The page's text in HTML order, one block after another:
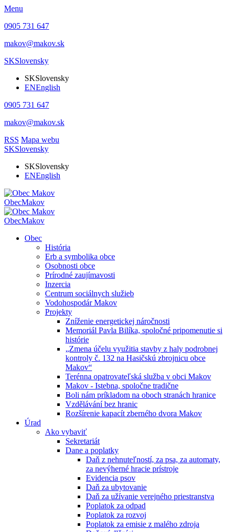
Menu
0905 731 647
makov@makov.sk
SKSlovensky
SKSlovensky
ENEnglish
0905 731 647
makov@makov.sk
RSS Mapa webu
SKSlovensky
SKSlovensky
ENEnglish
ObecMakov
ObecMakov
Obec
História
Erb a symbolika obce
Osobnosti obce
Prírodné zaujímavosti
Inzercia
Centrum sociálnych služieb
Vodohospodár Makov
Projekty
Zníženie energetickej náročnosti
Memoriál Pavla Bilíka, spoločné pripomenutie si
histórie
„Zmena účelu využitia stavby z haly podrobnej
kontroly č. 132 na Hasičskú zbrojnicu obce
Makov“
Terénna opatrovateľská služba v obci Makov
Makov - Istebna, spoločne tradične
Boli nám príkladom na oboch stranách hranice
Vzdělávání bez hranic
Rozšírenie kapacít zberného dvora Makov
Úrad
Ako vybaviť
Sekretariát
Dane a poplatky
Daň z nehnuteľností, za psa, za automaty,
za nevýherné hracie prístroje
Evidencia psov
Daň za ubytovanie
Daň za užívanie verejného priestranstva
Poplatok za odpad
Poplatok za rozvoj
Poplatok za emisie z malého zdroja